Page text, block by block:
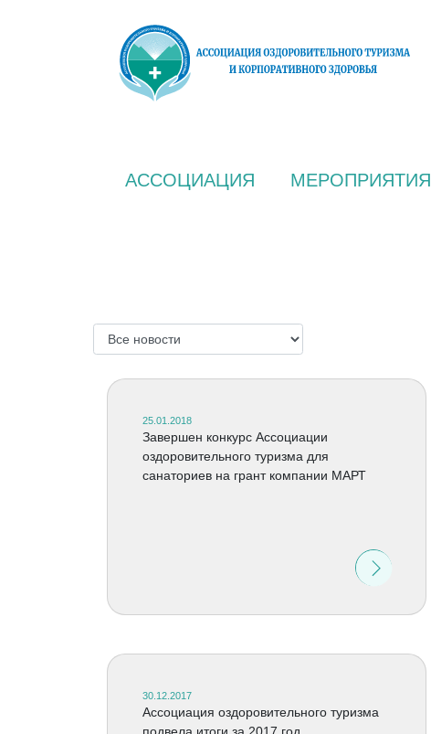
АССОЦИАЦИЯ МЕРОПРИЯТИЯ
25.01.2018
Завершен конкурс Ассоциации
оздоровительного туризма для
санаториев на грант компании МАРТ
30.12.2017
Ассоциация оздоровительного туризма